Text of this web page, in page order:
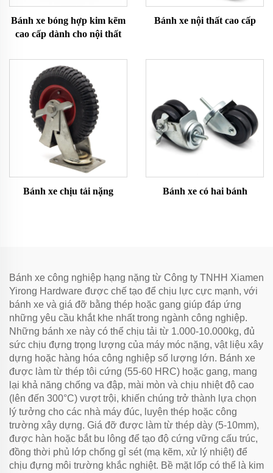
Bánh xe bóng hợp kim kẽm
cao cấp dành cho nội thất
Bánh xe nội thất cao cấp
Bánh xe chịu tải nặng Bánh xe có hai bánh
Bánh xe công nghiệp hạng nặng từ Công ty TNHH Xiamen
Yirong Hardware được chế tạo để chịu lực cực mạnh, với
bánh xe và giá đỡ bằng thép hoặc gang giúp đáp ứng
những yêu cầu khắt khe nhất trong ngành công nghiệp.
Những bánh xe này có thể chịu tải từ 1.000-10.000kg, đủ
sức chịu đựng trọng lượng của máy móc nặng, vật liệu xây
dựng hoặc hàng hóa công nghiệp số lượng lớn. Bánh xe
được làm từ thép tôi cứng (55-60 HRC) hoặc gang, mang
lại khả năng chống va đập, mài mòn và chịu nhiệt độ cao
(lên đến 300°C) vượt trội, khiến chúng trở thành lựa chọn
lý tưởng cho các nhà máy đúc, luyện thép hoặc công
trường xây dựng. Giá đỡ được làm từ thép dày (5-10mm),
được hàn hoặc bắt bu lông để tạo độ cứng vững cấu trúc,
đồng thời phủ lớp chống gỉ sét (mạ kẽm, xử lý nhiệt) để
chịu đựng môi trường khắc nghiệt. Bề mặt lốp có thể là kim